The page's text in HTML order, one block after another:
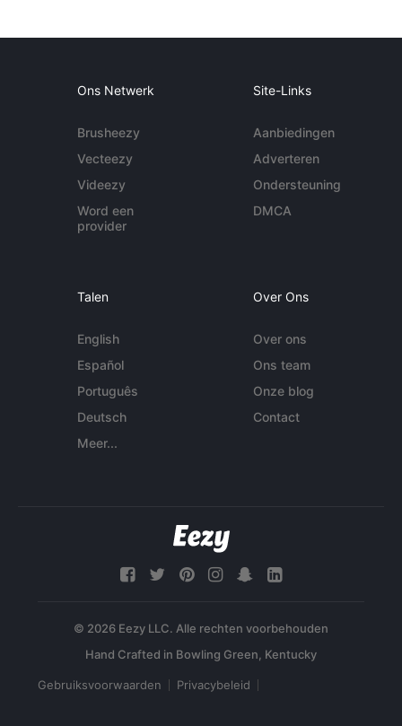
Ons Netwerk
Brusheezy
Vecteezy
Videezy
Word een
provider
Site-Links
Aanbiedingen
Adverteren
Ondersteuning
DMCA
Talen
English
Español
Português
Deutsch
Meer...
Over Ons
Over ons
Ons team
Onze blog
Contact
© 2026 Eezy LLC. Alle rechten voorbehouden
Gebruiksvoorwaarden Privacybeleid